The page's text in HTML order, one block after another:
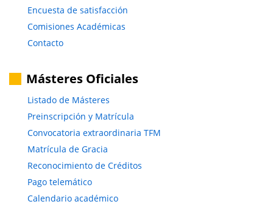
Encuesta de satisfacción
Comisiones Académicas
Contacto
Másteres Oficiales
Listado de Másteres
Preinscripción y Matrícula
Convocatoria extraordinaria TFM
Matrícula de Gracia
Reconocimiento de Créditos
Pago telemático
Calendario académico